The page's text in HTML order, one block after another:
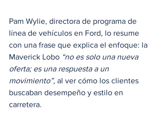
Pam Wylie, directora de programa de
línea de vehículos en Ford, lo resume
con una frase que explica el enfoque: la
Maverick Lobo “no es solo una nueva
oferta; es una respuesta a un
movimiento”, al ver cómo los clientes
buscaban desempeño y estilo en
carretera.